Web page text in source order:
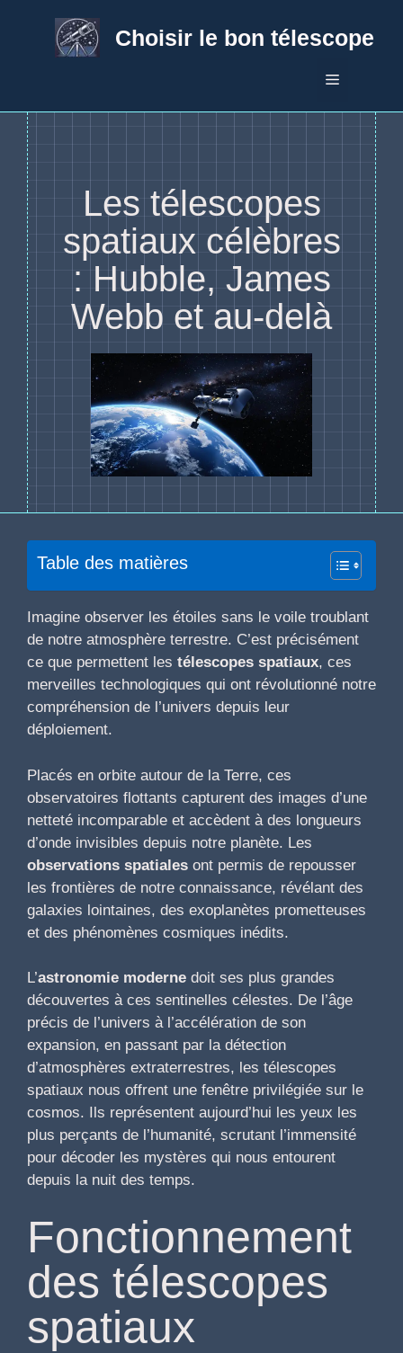
Choisir le bon télescope
Menu
Les télescopes
spatiaux célèbres
: Hubble, James
Webb et au-delà
Table des matières
Imagine observer les étoiles sans le voile troublant
de notre atmosphère terrestre. C’est précisément
ce que permettent les télescopes spatiaux, ces
merveilles technologiques qui ont révolutionné notre
compréhension de l’univers depuis leur
déploiement.
Placés en orbite autour de la Terre, ces
observatoires flottants capturent des images d’une
netteté incomparable et accèdent à des longueurs
d’onde invisibles depuis notre planète. Les
observations spatiales ont permis de repousser
les frontières de notre connaissance, révélant des
galaxies lointaines, des exoplanètes prometteuses
et des phénomènes cosmiques inédits.
L’astronomie moderne doit ses plus grandes
découvertes à ces sentinelles célestes. De l’âge
précis de l’univers à l’accélération de son
expansion, en passant par la détection
d’atmosphères extraterrestres, les télescopes
spatiaux nous offrent une fenêtre privilégiée sur le
cosmos. Ils représentent aujourd’hui les yeux les
plus perçants de l’humanité, scrutant l’immensité
pour décoder les mystères qui nous entourent
depuis la nuit des temps.
Fonctionnement
des télescopes
spatiaux